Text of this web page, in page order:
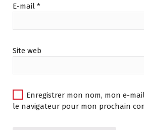
E-mail *
Site web
Enregistrer mon nom, mon e-
le navigateur pour mon prochain